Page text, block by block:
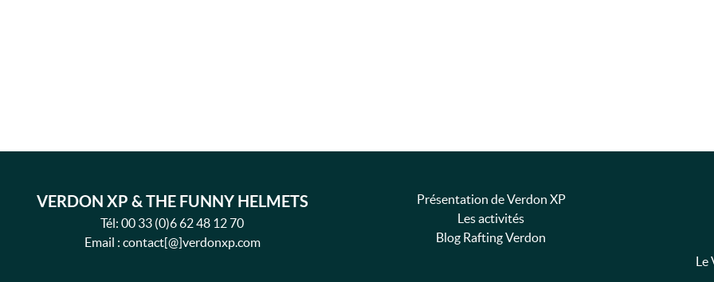
VERDON XP & THE FUNNY HELMETS
Tél: 00 33 (0)6 62 48 12 70
Email : contact[@]verdonxp.com
Présentation de Verdon XP
Les activités
Blog Rafting Verdon
Le